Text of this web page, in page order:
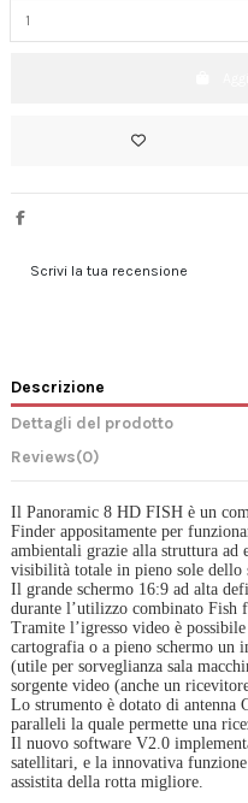
Scrivi la tua recensione
Descrizione
Dettagli del prodotto
Reviews(0)
Il Panoramic 8 HD FISH è un
Finder appositamente per
ambientali grazie alla struttura ad
visibilità totale in pieno sole dello
Il grande schermo 16:9 ad alta
durante l’utilizzo combinato Fish
Tramite l’igresso video è
cartografia o a pieno schermo un
(utile per sorveglianza sala
sorgente video (anche un
Lo strumento è dotato di antenna
paralleli la quale permette una
Il nuovo software V2.0
satellitari, e la innovativa
assistita della rotta migliore.